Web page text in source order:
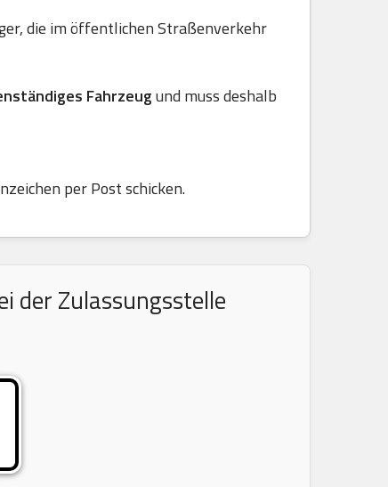
die im öffentlichen Straßenverkehr
Fahrzeugund muss deshalb
per Post schicken.
der Zulassungsstelle